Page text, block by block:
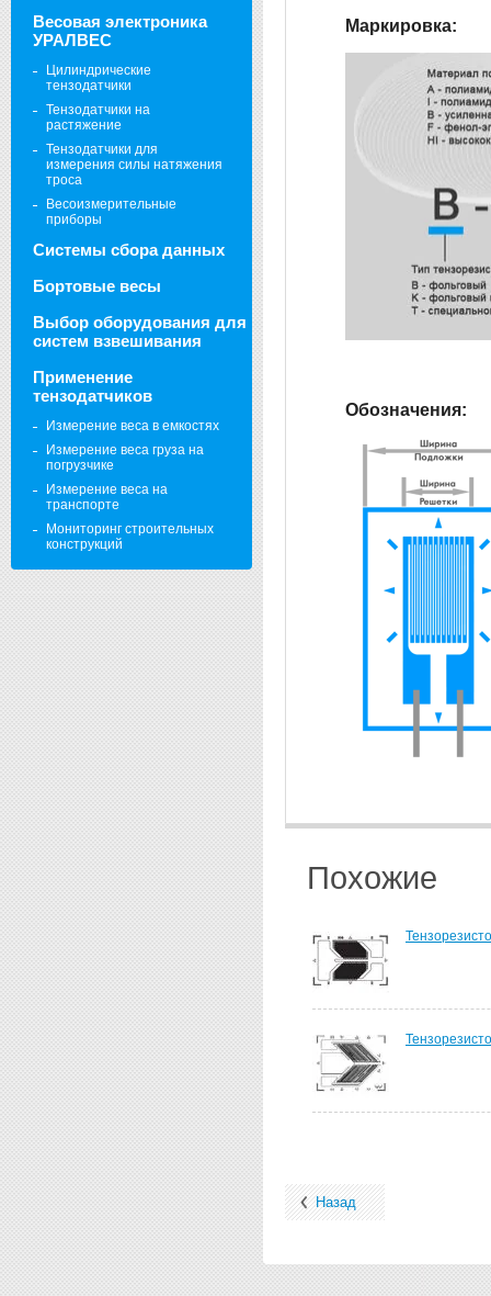
Весовая электроника
УРАЛВЕС
Цилиндрические
тензодатчики
Тензодатчики на
растяжение
Тензодатчики для
измерения силы натяжения
троса
Весоизмерительные
приборы
Системы сбора данных
Бортовые весы
Выбор оборудования для
систем взвешивания
Применение
тензодатчиков
Измерение веса в емкостях
Измерение веса груза на
погрузчике
Измерение веса на
транспорте
Мониторинг строительных
конструкций
Маркировка:
Обозначения:
Похожие
Назад